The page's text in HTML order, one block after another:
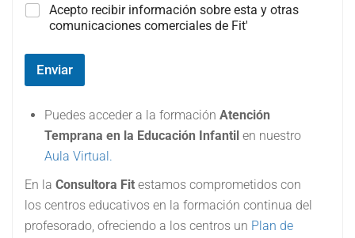
C
p
#
a
)
Acepto recibir información sobre esta y otras
comunicaciones comerciales de Fit'
Enviar
Puedes acceder a la formación Atención
Temprana en la Educación Infantil en nuestro
Aula Virtual.
En la Consultora Fit estamos comprometidos con
los centros educativos en la formación continua del
profesorado, ofreciendo a los centros un Plan de